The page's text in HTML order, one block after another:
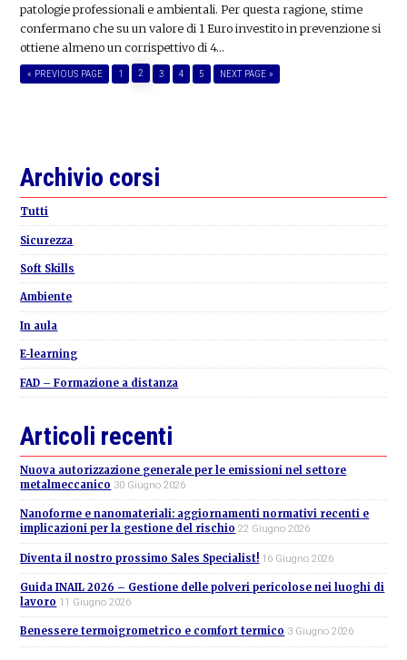
patologie professionali e ambientali. Per questa ragione, stime
confermano che su un valore di 1 Euro investito in prevenzione si
ottiene almeno un corrispettivo di 4…
« GO
TO
PREVIOUS PAGE PAGE
1 PAGE
2 PAGE
3 PAGE
4 PAGE
5 GO
TO
NEXT PAGE »
Primary
Sidebar
Archivio corsi
Tutti
Sicurezza
Soft Skills
Ambiente
In aula
E-learning
FAD – Formazione a distanza
Articoli recenti
Nuova autorizzazione generale per le emissioni nel settore
metalmeccanico 30 Giugno 2026
Nanoforme e nanomateriali: aggiornamenti normativi recenti e
implicazioni per la gestione del rischio 22 Giugno 2026
Diventa il nostro prossimo Sales Specialist! 16 Giugno 2026
Guida INAIL 2026 – Gestione delle polveri pericolose nei luoghi di
lavoro 11 Giugno 2026
Benessere termoigrometrico e comfort termico 3 Giugno 2026